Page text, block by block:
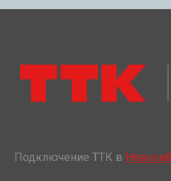
Подключение ТТК в